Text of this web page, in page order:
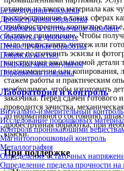
Безвоздушная покраска
Дробеструйная обработка
Обработка в галтовочном барабане
Обработка в дробемёте
Пескоструйная обработка
Покраска кистью
Покраска краскопультом
Порошковая покраска
Лаборатория и контроль
Визуально-измерительный контроль
Исследование порошковых
Контроль проникающими
Магнитопорошковый контроль
Металлография
Определение остаточных
Определение предела прочности на
отливок из такого материала как
распространение в таких сферах
приборостроение, корпусное
бытовое применение. Чтобы
мало предоставить чертеж или
также подготовить эскизы и
конструкция заказываемой детали
видоизменения или копирования,
стажем работы и практическим
необходимое, чтобы изготовить
заказчика. Перед сдачей готового
проводится зачистка,
до нормативного состояния),
дробеструйная обработка, при
краски.
При поддержке